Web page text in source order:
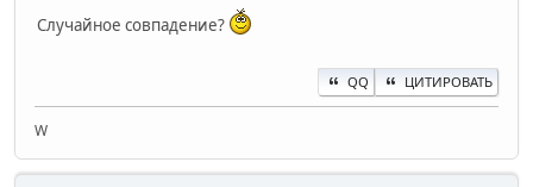
Случайное совпадение?
QQ ЦИТИРОВАТЬ
W